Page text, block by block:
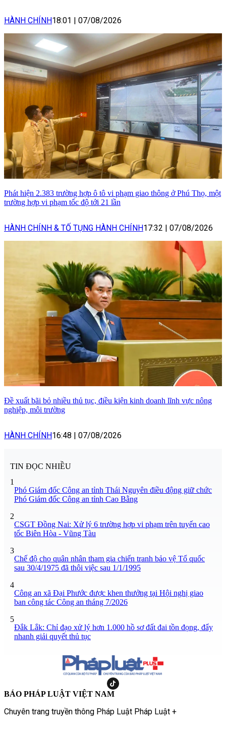
HÀNH CHÍNH18:01 07/08/2026
Phát hiện 2.383 trường hợp ô tô vi phạm giao thông ở Phú Thọ, một
trường hợp vi phạm tốc độ tới 21 lần
HÀNH CHÍNH & TỐ TỤNG HÀNH CHÍNH17:32 07/08/2026
Đề xuất bãi bỏ nhiều thủ tục, điều kiện kinh doanh lĩnh vực nông
nghiệp, môi trường
HÀNH CHÍNH16:48 07/08/2026
TIN ĐỌC NHIỀU
1
Phó Giám đốc Công an tỉnh Thái Nguyên điều động giữ chức
Phó Giám đốc Công an tỉnh Cao Bằng
2
CSGT Đồng Nai: Xử lý 6 trường hợp vi phạm trên tuyến cao
tốc Biên Hòa - Vũng Tàu
3
Chế độ cho quân nhân tham gia chiến tranh bảo vệ Tổ quốc
sau 30/4/1975 đã thôi việc sau 1/1/1995
4
Công an xã Đại Phước được khen thưởng tại Hội nghị giao
ban công tác Công an tháng 7/2026
5
Đắk Lắk: Chỉ đạo xử lý hơn 1.000 hồ sơ đất đai tồn đọng, đẩy
nhanh giải quyết thủ tục
BÁO PHÁP LUẬT VIỆT NAM
Chuyên trang truyền thông Pháp Luật Pháp Luật +